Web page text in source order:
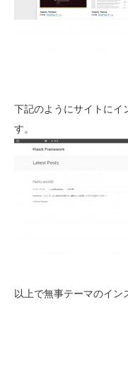
下記のようにサイトにイ
す。
以上で無事テーマのイン